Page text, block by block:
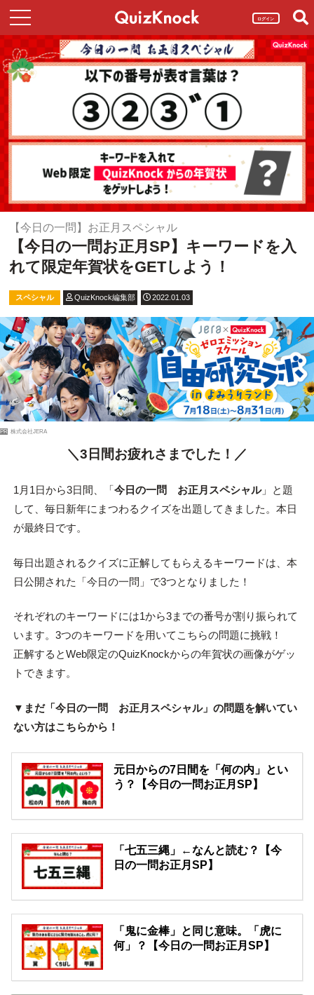
ログイン
【今日の一問】お正月スペシャル
【今日の一問お正月SP】キーワードを入
れて限定年賀状をGETしよう！
スペシャル QuizKnock編集部 2022.01.03
PR 株式会社JERA
＼3日間お疲れさまでした！／
1月1日から3日間、「今日の一問 お正月スペシャル」と題
して、毎日新年にまつわるクイズを出題してきました。本日
が最終日です。
毎日出題されるクイズに正解してもらえるキーワードは、本
日公開された「今日の一問」で3つとなりました！
それぞれのキーワードには1から3までの番号が割り振られて
います。3つのキーワードを用いてこちらの問題に挑戦！
正解するとWeb限定のQuizKnockからの年賀状の画像がゲッ
トできます。
▼まだ「今日の一問 お正月スペシャル」の問題を解いてい
ない方はこちらから！
元日からの7日間を「何の内」とい
う？【今日の一問お正月SP】
「七五三縄」←なんと読む？【今
日の一問お正月SP】
「鬼に金棒」と同じ意味。「虎に
何」？【今日の一問お正月SP】